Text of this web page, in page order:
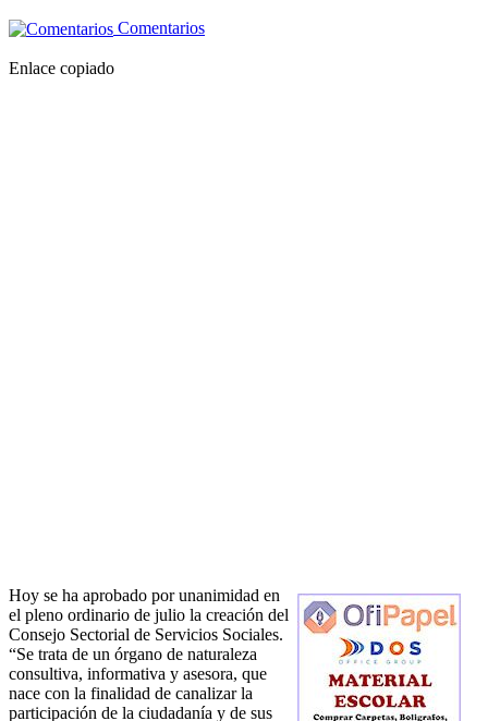
Comentarios
Enlace copiado
Hoy se ha aprobado por unanimidad en
el pleno ordinario de julio la creación del
Consejo Sectorial de Servicios Sociales.
“Se trata de un órgano de naturaleza
consultiva, informativa y asesora, que
nace con la finalidad de canalizar la
participación de la ciudadanía y de sus